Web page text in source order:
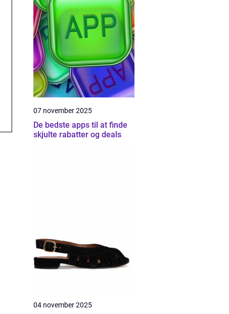
07 november 2025
De bedste apps til at finde
skjulte rabatter og deals
04 november 2025